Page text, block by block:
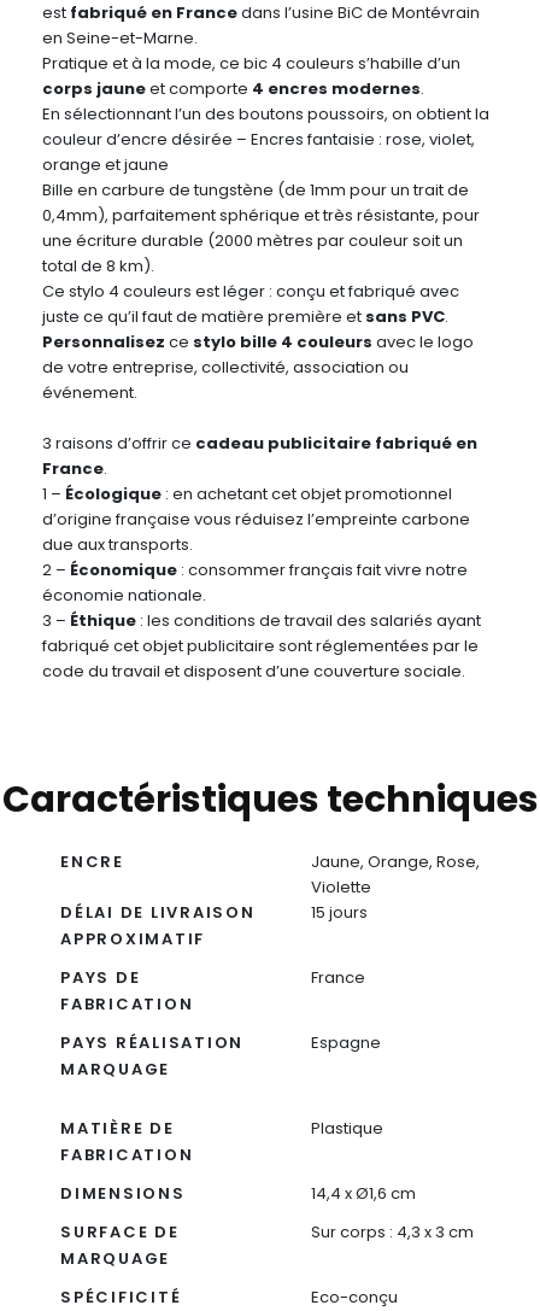
est fabriqué en Francedans l’usine BiC de Montévrain
en Seine-et-Marne.
Pratique et à la mode, ce bic 4 couleurs s’habille d’un
corps jauneet comporte 4 encres modernes.
En sélectionnant l’un des boutons poussoirs, on obtient la
couleur d’encre désirée – Encres fantaisie : rose, violet,
orange et jaune
Bille en carbure de tungstène (de 1mm pour un trait de
0,4mm), parfaitement sphérique et très résistante, pour
une écriture durable (2000 mètres par couleur soit un
total de 8 km).
Ce stylo 4 couleurs est léger : conçu et fabriqué avec
juste ce qu’il faut de matière première et sans PVC.
Personnalisez ce stylo bille 4 couleurs avec le logo
de votre entreprise, collectivité, association ou
événement.
3 raisons d’offrir ce cadeau publicitaire fabriqué en
France.
1 – Écologique : en achetant cet objet promotionnel
d’origine française vous réduisez l’empreinte carbone
due aux transports.
2 – Économique : consommer français fait vivre notre
économie nationale.
3 – Éthique : les conditions de travail des salariés ayant
fabriqué cet objet publicitaire sont réglementées par le
code du travail et disposent d’une couverture sociale.
Caractéristiques techniques
ENCRE
Jaune, Orange, Rose,
Violette
DÉLAI DE LIVRAISON
APPROXIMATIF
15 jours
PAYS DE
FABRICATION
France
PAYS RÉALISATION
MARQUAGE
Espagne
MATIÈRE DE
FABRICATION
Plastique
DIMENSIONS
14,4 x Ø1,6 cm
SURFACE DE
MARQUAGE
Sur corps : 4,3 x 3 cm
SPÉCIFICITÉ
Eco-conçu